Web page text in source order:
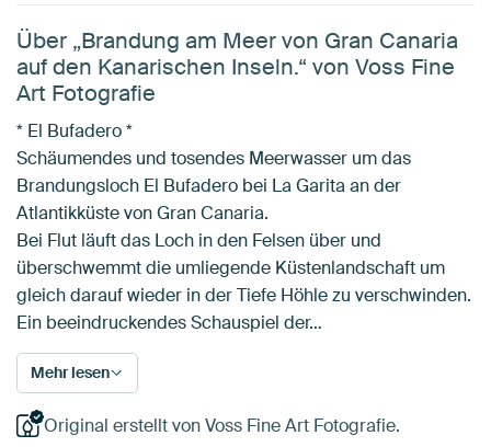
Über „Brandung am Meer von Gran Canaria
auf den Kanarischen Inseln.“ von Voss Fine
Art Fotografie
* El Bufadero *
Schäumendes und tosendes Meerwasser um das
Brandungsloch El Bufadero bei La Garita an der
Atlantikküste von Gran Canaria.
Bei Flut läuft das Loch in den Felsen über und
überschwemmt die umliegende Küstenlandschaft um
gleich darauf wieder in der Tiefe Höhle zu verschwinden.
Ein beeindruckendes Schauspiel der…
Mehr lesen
Original erstellt von Voss Fine Art Fotografie.